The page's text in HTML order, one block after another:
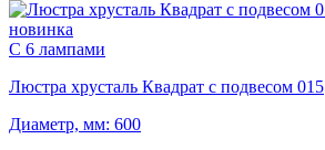
новинка
С 6 лампами
Люстра хрусталь Квадрат с подвесом 015
Диаметр, мм: 600